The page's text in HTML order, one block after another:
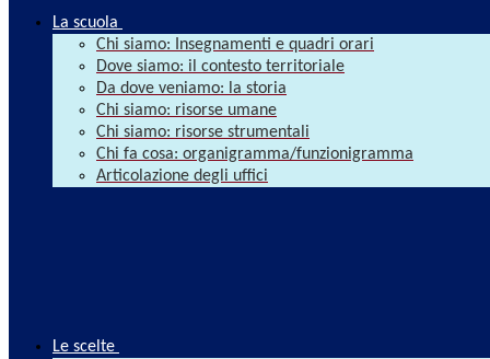
La scuola
Chi siamo: Insegnamenti e quadri orari
Dove siamo: il contesto territoriale
Da dove veniamo: la storia
Chi siamo: risorse umane
Chi siamo: risorse strumentali
Chi fa cosa: organigramma/funzionigramma
Articolazione degli uffici
Le scelte